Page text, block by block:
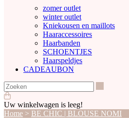
zomer outlet
winter outlet
Kniekousen en maillots
Haaraccessoires
Haarbanden
SCHOENTJES
Haarspeldjes
CADEAUBON
Uw winkelwagen is leeg!
Home > BE CHIC | BLOUSE NOMI